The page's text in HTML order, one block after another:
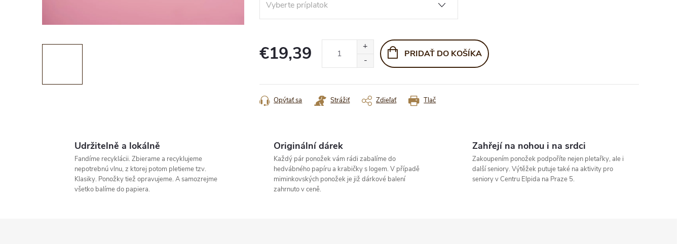
€19,39 PRIDAŤ DO KOŠÍKA
Tlač
Opýtať sa Strážiť Zdieľať
Udržitelně a lokálně
Fandíme recyklácii. Zbierame a recyklujeme
nepotrebnú vlnu, z ktorej potom pletieme tzv.
Klasiky. Ponožky tiež opravujeme. A samozrejme
všetko balíme do papiera.
Originální dárek
Každý pár ponožek vám rádi zabalíme do
hedvábného papíru a krabičky s logem. V případě
miminkovských ponožek je již dárkové balení
zahrnuto v ceně.
Zahřejí na nohou i na srdci
Zakoupením ponožek podpoříte nejen pletařky, ale i
další seniory. Výtěžek putuje také na aktivity pro
seniory v Centru Elpida na Praze 5.